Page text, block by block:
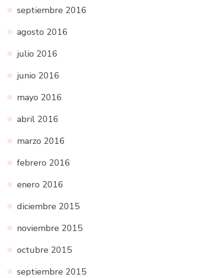
septiembre 2016
agosto 2016
julio 2016
junio 2016
mayo 2016
abril 2016
marzo 2016
febrero 2016
enero 2016
diciembre 2015
noviembre 2015
octubre 2015
septiembre 2015